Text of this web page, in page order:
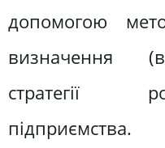
допомогою
визначення
стратегії
підприємства.